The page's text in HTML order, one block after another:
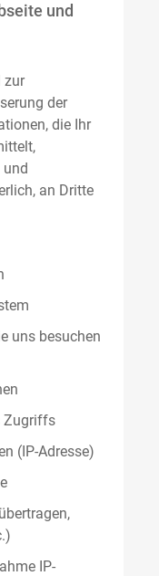
und
zur
der
die Ihr
und
an Dritte
uns besuchen
Zugriffs
(IP-Adresse)
IP-